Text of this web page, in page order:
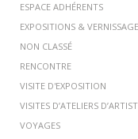
ESPACE ADHÉRENTS
EXPOSITIONS &
NON CLASSÉ
RENCONTRE
VISITE D'EXPOSITION
VISITES D’ATELIERS
VOYAGES